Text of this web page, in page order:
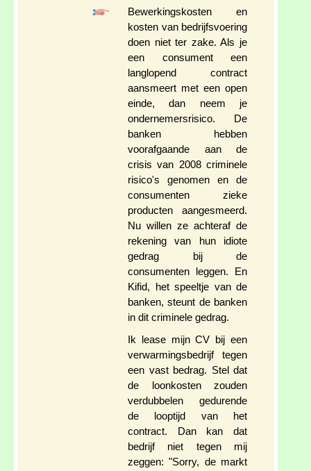
Bewerkingskosten en
kosten van bedrijfsvoering
doen niet ter zake. Als je
een consument een
langlopend contract
aansmeert met een open
einde, dan neem je
ondernemersrisico. De
banken hebben
voorafgaande aan de
crisis van 2008 criminele
risico's genomen en de
consumenten zieke
producten aangesmeerd.
Nu willen ze achteraf de
rekening van hun idiote
gedrag bij de
consumenten leggen. En
Kifid, het speeltje van de
banken, steunt de banken
in dit criminele gedrag.
Ik lease mijn CV bij een
verwarmingsbedrijf tegen
een vast bedrag. Stel dat
de loonkosten zouden
verdubbelen gedurende
de looptijd van het
contract. Dan kan dat
bedrijf niet tegen mij
zeggen: "Sorry, de markt